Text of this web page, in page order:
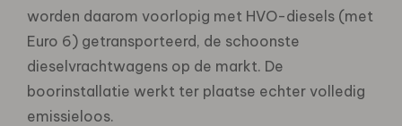
worden daarom voorlopig met HVO-diesels (met
Euro 6) getransporteerd, de schoonste
dieselvrachtwagens op de markt. De
boorinstallatie werkt ter plaatse echter volledig
emissieloos.